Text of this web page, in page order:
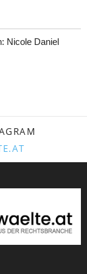
Nicole Daniel